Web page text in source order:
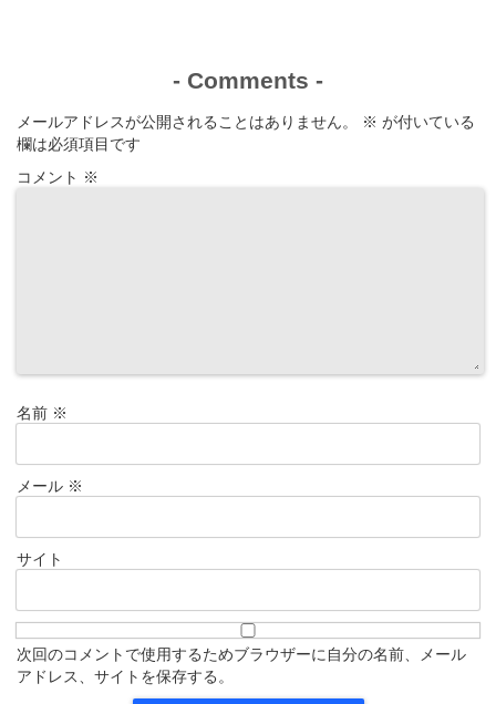
- Comments -
メールアドレスが公開されることはありません。 ※ が付いている
欄は必須項目です
コメント ※
名前 ※
メール ※
サイト
次回のコメントで使用するためブラウザーに自分の名前、メール
アドレス、サイトを保存する。